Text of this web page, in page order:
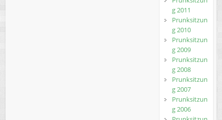
g 2011
Prunksitzun
g 2010
Prunksitzun
g 2009
Prunksitzun
g 2008
Prunksitzun
g 2007
Prunksitzun
g 2006